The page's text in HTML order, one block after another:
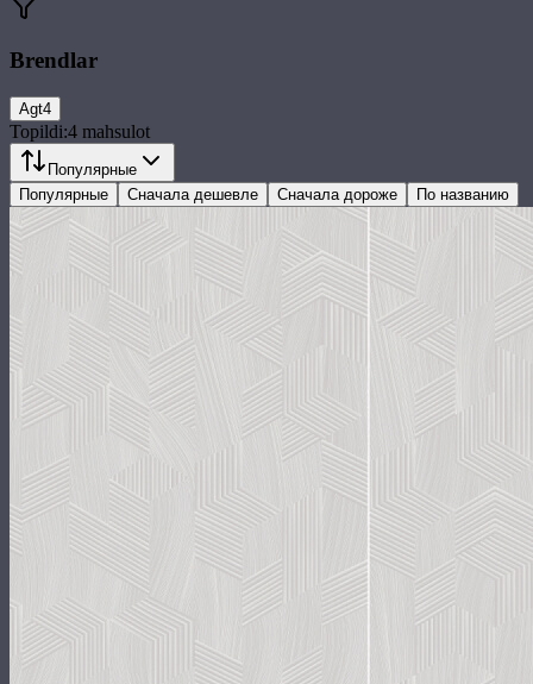
Brendlar
Agt4
Topildi:4 mahsulot
Популярные
Популярные
Сначала дешевле Сначала дороже По названию